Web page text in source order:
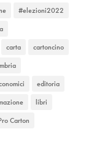
#elezioni2022
carta
cartoncino
editoria
libri
Carton